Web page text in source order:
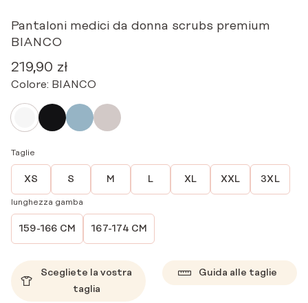
Pantaloni medici da donna scrubs premium
BIANCO
219,90 zł
Colore: BIANCO
Taglie
XS S M L XL XXL 3XL
lunghezza gamba
159-166 CM 167-174 CM
Scegliete la vostra
taglia
Guida alle taglie